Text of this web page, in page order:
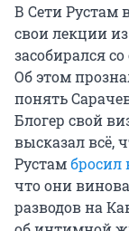
В Сети Рустам
свои лекции
засобирался
Об этом
понять
Блогер свой
высказал всё,
Рустамбросил
что они
разводов на